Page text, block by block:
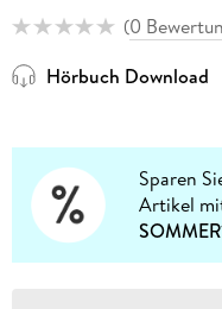
(0
Hörbuch Download
Sparen
Artikel